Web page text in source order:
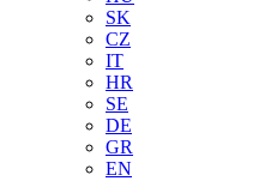
SK
CZ
IT
HR
SE
DE
GR
EN